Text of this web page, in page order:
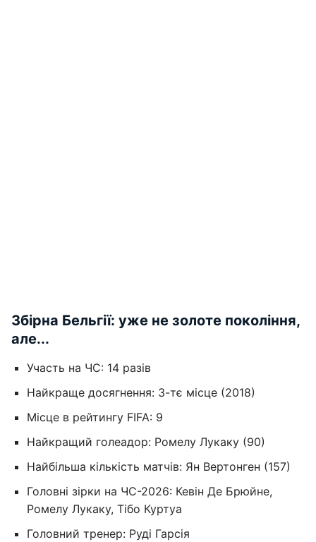
Збірна Бельгії: уже не золоте покоління,
але...
Участь на ЧС: 14 разів
Найкраще досягнення: 3-тє місце (2018)
Місце в рейтингу FIFA: 9
Найкращий голеадор: Ромелу Лукаку (90)
Найбільша кількість матчів: Ян Вертонген (157)
Головні зірки на ЧС-2026: Кевін Де Брюйне,
Ромелу Лукаку, Тібо Куртуа
Головний тренер: Руді Гарсія